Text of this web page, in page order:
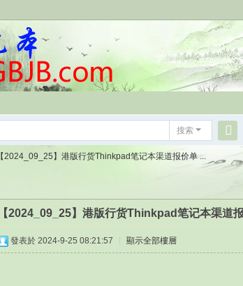
搜索
索
【2024_09_25】港版行货Thinkpad笔记本渠道报价单 ...
【2024_09_25】港版行货Thinkpad笔记本渠道
發表於 2024-9-25 08:21:57 顯示全部樓層